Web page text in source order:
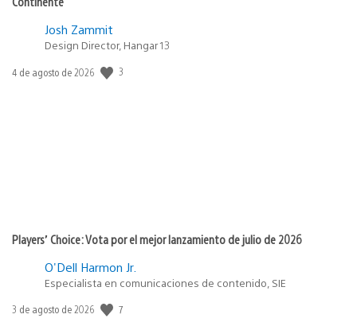
Josh Zammit
Design Director, Hangar 13
Fecha
4 de agosto de 2026 3
Players’ Choice: Vota por el mejor lanzamiento de julio de 2026
O'Dell Harmon Jr.
Especialista en comunicaciones de contenido, SIE
Fecha
3 de agosto de 2026 7